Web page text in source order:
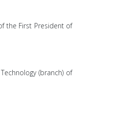
the First President of
(branch) of